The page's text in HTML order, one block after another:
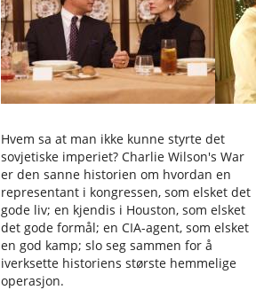
Hvem sa at man ikke kunne styrte det
sovjetiske imperiet? Charlie Wilson's War
er den sanne historien om hvordan en
representant i kongressen, som elsket det
gode liv; en kjendis i Houston, som elsket
det gode formål; en CIA-agent, som elsket
en god kamp; slo seg sammen for å
iverksette historiens største hemmelige
operasjon.